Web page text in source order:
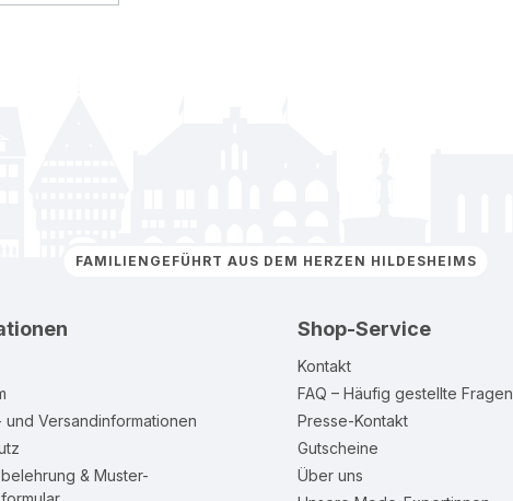
FAMILIENGEFÜHRT AUS DEM HERZEN HILDESHEIMS
und Versandinformationen
& Muster-
Shop-Service
Kontakt
FAQ – Häufig gestellte Fragen
Presse-Kontakt
Gutscheine
Über uns